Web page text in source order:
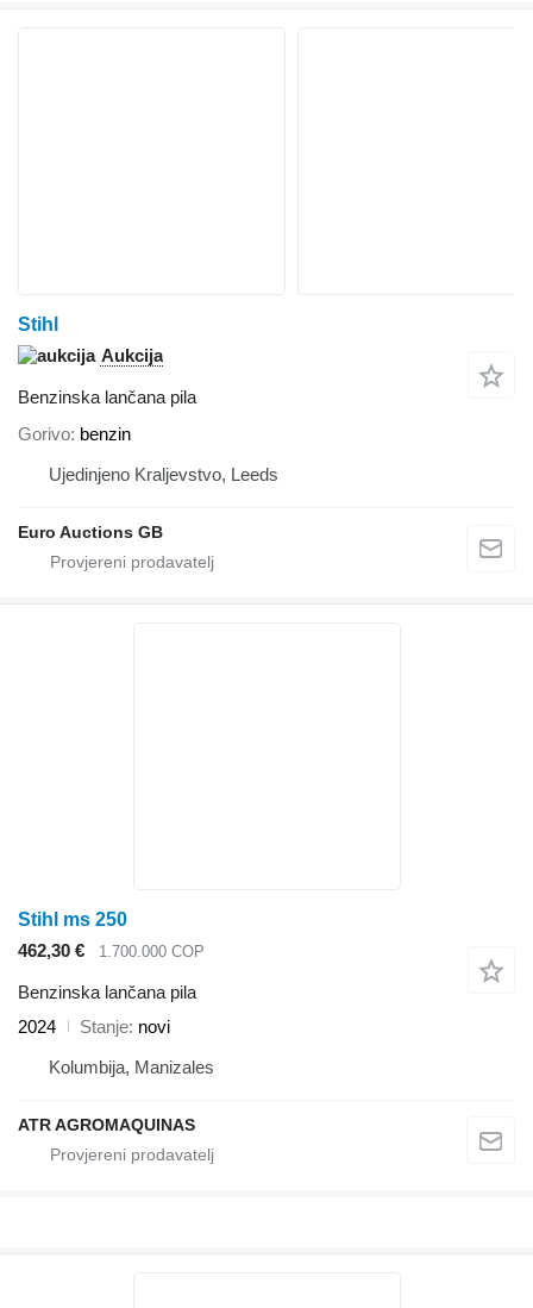
Stihl
Aukcija
Benzinska lančana pila
Gorivo benzin
Ujedinjeno Kraljevstvo, Leeds
Euro Auctions GB
Stihl ms 250
462,30 €
1.700.000 COP
Benzinska lančana pila
2024
Stanje novi
Kolumbija, Manizales
ATR AGROMAQUINAS